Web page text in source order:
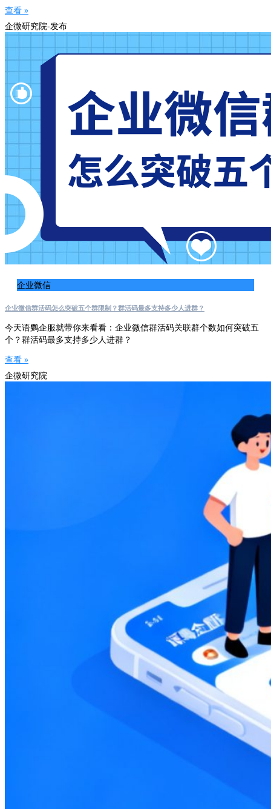
查看 »
企微研究院-发布
企业微信
企业微信群活码怎么突破五个群限制？群活码最多支持多少人进群？
今天语鹦企服就带你来看看：企业微信群活码关联群个数如何突破五
个？群活码最多支持多少人进群？
查看 »
企微研究院